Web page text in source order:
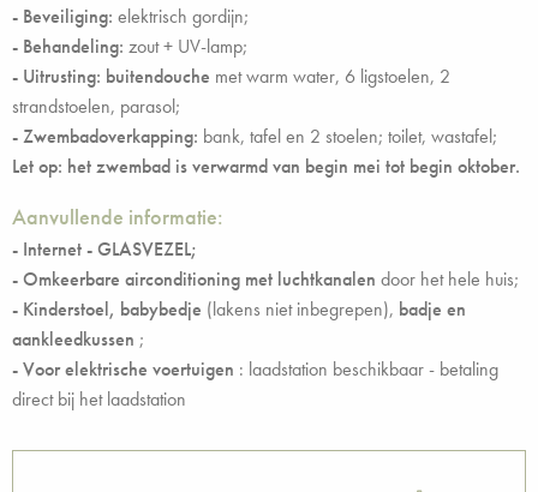
- Beveiliging: elektrisch gordijn;
- Behandeling: zout + UV-lamp;
- Uitrusting: buitendouche met warm water, 6 ligstoelen, 2
strandstoelen, parasol;
- Zwembadoverkapping: bank, tafel en 2 stoelen; toilet, wastafel;
Let op: het zwembad is verwarmd van begin mei tot begin oktober.
Aanvullende informatie:
- Internet - GLASVEZEL;
- Omkeerbare airconditioning met luchtkanalen door het hele huis;
- Kinderstoel, babybedje (lakens niet inbegrepen), badje en
aankleedkussen ;
- Voor elektrische voertuigen : laadstation beschikbaar - betaling
direct bij het laadstation